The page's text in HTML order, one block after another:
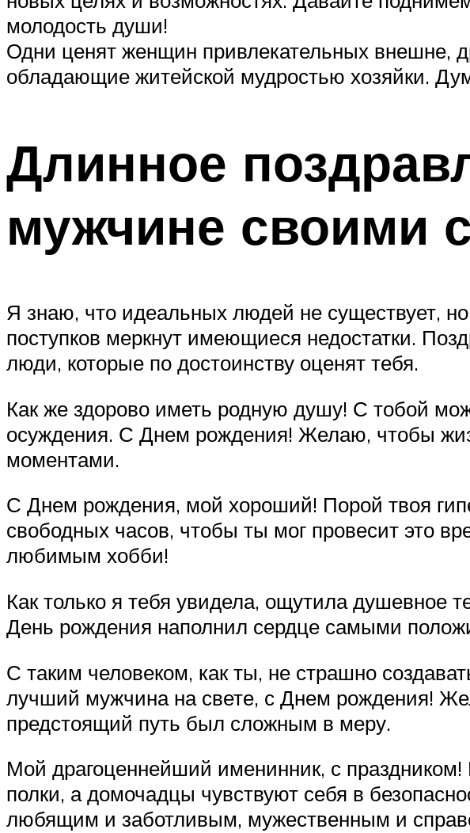
молодость души!
Одни ценят женщин привлекательных внешне,
обладающие житейской мудростью хозяйки.
Длинное
мужчине своими
Я знаю, что идеальных людей не существует,
поступков меркнут имеющиеся недостатки.
люди, которые по достоинству оценят тебя.
Как же здорово иметь родную душу! С тобой
осуждения. С Днем рождения! Желаю, чтобы
моментами.
С Днем рождения, мой хороший! Порой твоя
свободных часов, чтобы ты мог провесит это
любимым хобби!
Как только я тебя увидела, ощутила душевное
День рождения наполнил сердце самыми
С таким человеком, как ты, не страшно
лучший мужчина на свете, с Днем рождения!
предстоящий путь был сложным в меру.
Мой драгоценнейший именинник, с
полки, а домочадцы чувствуют себя в
любящим и заботливым, мужественным и